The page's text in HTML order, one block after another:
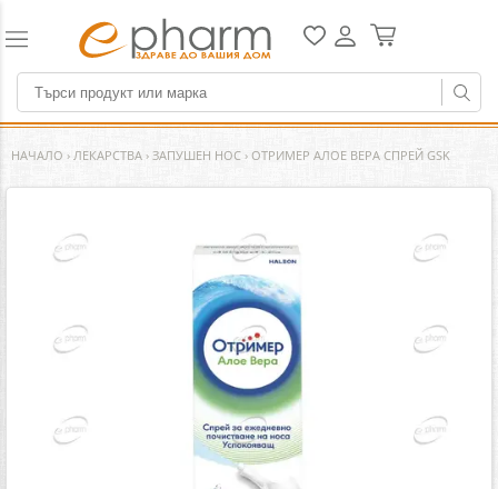
НАЧАЛО › ЛЕКАРСТВА › ЗАПУШЕН НОС › ОТРИМЕР АЛОЕ ВЕРА СПРЕЙ GSK